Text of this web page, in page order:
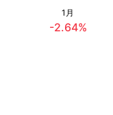
1月
-2.64%